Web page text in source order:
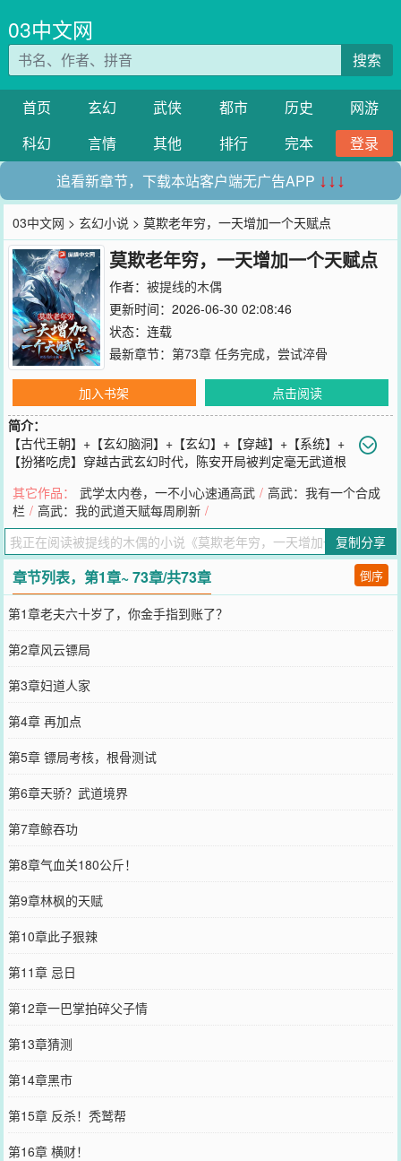
03中文网
搜索
首页 玄幻 武侠 都市 历史
网游
科幻
言情 其他 排行 完本
登录
追看新章节，下载本站客户端无广告APP ↓↓↓
03中文网 >玄幻小说 > 莫欺老年穷，一天增加一个天赋点
莫欺老年穷，一天增加一个天赋点
作者： 被提线的木偶
更新时间：2026-06-30 02:08:46
状态：连载
最新章节： 第73章 任务完成，尝试淬骨
加入书架
点击阅读
简介：
【古代王朝】+【玄幻脑洞】+【玄幻】+【穿越】+【系统】+
【扮猪吃虎】穿越古武玄幻时代，陈安开局被判定毫无武道根
系统终于降临。一天一个天赋点，永久无上限！一年，天赋暴涨三百
六十五点，悄然蜕变！三年，天赋暴涨一千零九十五点，甩开常人！
十年，天赋飙升三千六百五十点，碾压整个时代！十年前你叫我废物
我不挑你的理，但是现在……你该叫我什么？秦虎：不是，我叔怎么
就偷偷成武圣了？？祖坟下的祖宗：我陈家麒麟儿有大帝之资！曾经
一起吹牛逼的兄弟：兄弟，你怎么背着我开路虎了！当年的诊断陈安
毫无根骨的武道教习夜晚疯狂扇自己的耳光：我TM真该死啊，竟然说
我人族武圣毫无武道根基！低调发育数十年，横推天骄；蛰伏数万
载，登临武道绝巅！当岁月流逝，日月轮转，数十年之后大乾王朝遭
遇邪魔入侵，一道身影自虚空踏足而来。“你或许是我见过的最强生
灵，只是现在的我……”“已然成就武道巅峰，名曰……”“武圣！！”
您要是觉得《莫欺老年穷，一天增加一个天赋点
忘记向您QQ群和微博微信里的朋友推荐哦！
其它作品： 武学太内卷，一不小心速通高武 / 高武：我有一个合成
栏 / 高武：我的武道天赋每周刷新 /
复制分享
章节列表，第1章~ 73章/共73章 倒序
第1章老夫六十岁了，你金手指到账了？
第2章风云镖局
第3章妇道人家
第4章 再加点
第5章 镖局考核，根骨测试
第6章天骄？武道境界
第7章鲸吞功
第8章气血关180公斤！
第9章林枫的天赋
第10章此子狠辣
第11章 忌日
第12章一巴掌拍碎父子情
第13章猜测
第14章黑市
第15章 反杀！秃鹫帮
第16章 横财！